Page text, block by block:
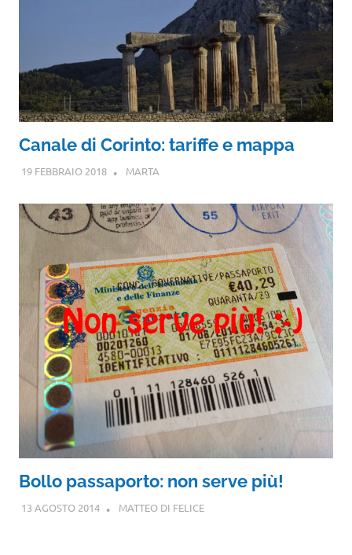
Canale di Corinto: tariffe e mappa
19 FEBBRAIO 2018 MARTA
Bollo passaporto: non serve più!
13 AGOSTO 2014 MATTEO DI FELICE